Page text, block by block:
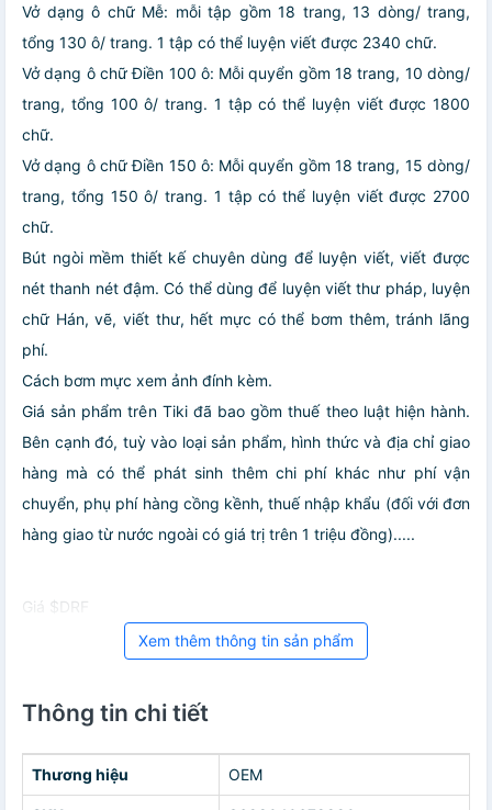
Vở dạng ô chữ Mễ: mỗi tập gồm 18 trang, 13 dòng/ trang,
tổng 130 ô/ trang. 1 tập có thể luyện viết được 2340 chữ.
Vở dạng ô chữ Điền 100 ô: Mỗi quyển gồm 18 trang, 10 dòng/
trang, tổng 100 ô/ trang. 1 tập có thể luyện viết được 1800
chữ.
Vở dạng ô chữ Điền 150 ô: Mỗi quyển gồm 18 trang, 15 dòng/
trang, tổng 150 ô/ trang. 1 tập có thể luyện viết được 2700
chữ.
Bút ngòi mềm thiết kế chuyên dùng để luyện viết, viết được
nét thanh nét đậm. Có thể dùng để luyện viết thư pháp, luyện
chữ Hán, vẽ, viết thư, hết mực có thể bơm thêm, tránh lãng
phí.
Cách bơm mực xem ảnh đính kèm.
Giá sản phẩm trên Tiki đã bao gồm thuế theo luật hiện hành.
Bên cạnh đó, tuỳ vào loại sản phẩm, hình thức và địa chỉ giao
hàng mà có thể phát sinh thêm chi phí khác như phí vận
chuyển, phụ phí hàng cồng kềnh, thuế nhập khẩu (đối với đơn
hàng giao từ nước ngoài có giá trị trên 1 triệu đồng).....
Giá $DRF
Xem thêm thông tin sản phẩm
Thông tin chi tiết
Thương hiệu OEM